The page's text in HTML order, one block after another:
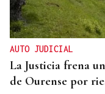
AUTO JUDICIAL
La Justicia frena
de Ourense por